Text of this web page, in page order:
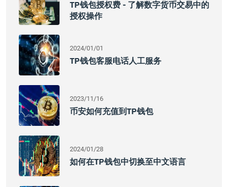
TP钱包授权费 - 了解数字货币交易中的
授权操作
2024/01/01
TP钱包客服电话人工服务
2023/11/16
币安如何充值到TP钱包
2024/01/28
如何在TP钱包中切换至中文语言